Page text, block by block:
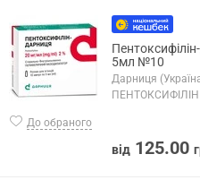
До обраного
5мл №10
Дарниця
ПЕНТОКСИФІЛІН
від 125.00